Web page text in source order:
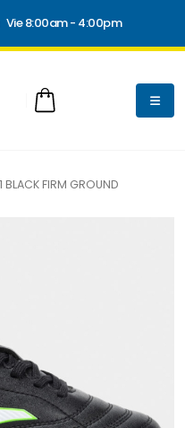
Vie 8:00am - 4:00pm
FIRM GROUND